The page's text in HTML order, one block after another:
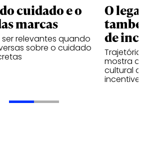
cuidado e o
marcas
relevantes quando
sobre o cuidado
O
de
Trajetória
mostra
cultural
incentive